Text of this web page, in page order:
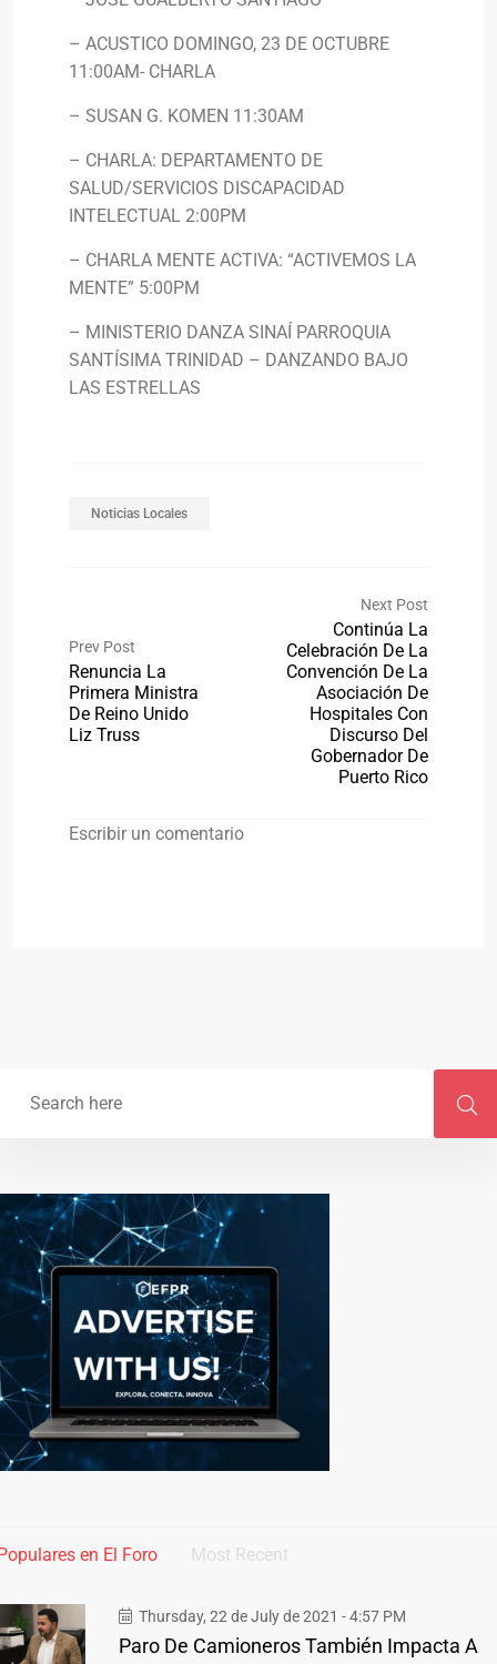
– ACUSTICO DOMINGO, 23 DE OCTUBRE
11:00AM- CHARLA
– SUSAN G. KOMEN 11:30AM
– CHARLA: DEPARTAMENTO DE
SALUD/SERVICIOS DISCAPACIDAD
INTELECTUAL 2:00PM
– CHARLA MENTE ACTIVA: “ACTIVEMOS LA
MENTE” 5:00PM
– MINISTERIO DANZA SINAÍ PARROQUIA
SANTÍSIMA TRINIDAD – DANZANDO BAJO
LAS ESTRELLAS
Noticias Locales
Prev Post
Renuncia La
Primera Ministra
De Reino Unido
Liz Truss
Next Post
Continúa La
Celebración De La
Convención De La
Asociación De
Hospitales Con
Discurso Del
Gobernador De
Puerto Rico
Escribir un comentario
en El Foro Most Recent
Thursday, 22 de July de 2021 - 4:57 PM
Paro De Camioneros También Impacta A